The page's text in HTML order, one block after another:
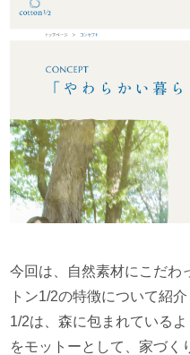
今回は、自然素材にこだわ
トン1/2の特徴について紹
1/2は、森に包まれている
をモットーとして、家づく